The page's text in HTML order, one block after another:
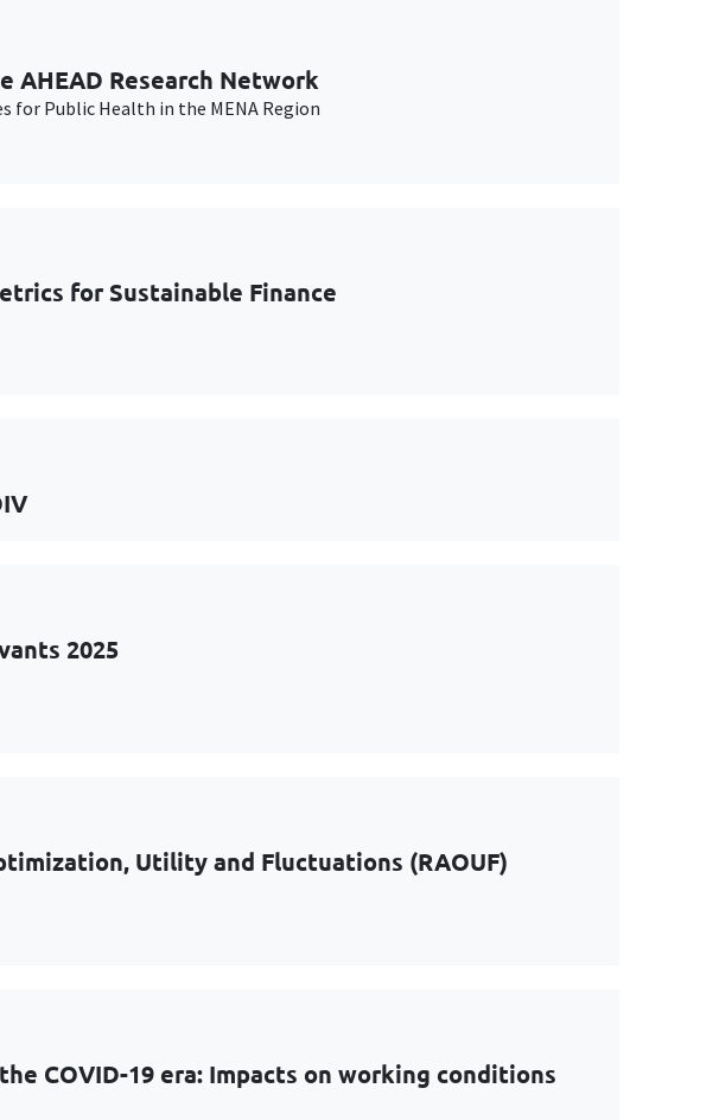
AHEAD Research Network
for Public Health in the MENA Region
for Sustainable Finance
2025
Utility and Fluctuations (RAOUF)
COVID-19 era: Impacts on working conditions